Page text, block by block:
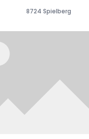
8724 Spielberg